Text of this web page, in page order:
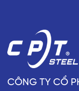
CÔNG TY CỔ